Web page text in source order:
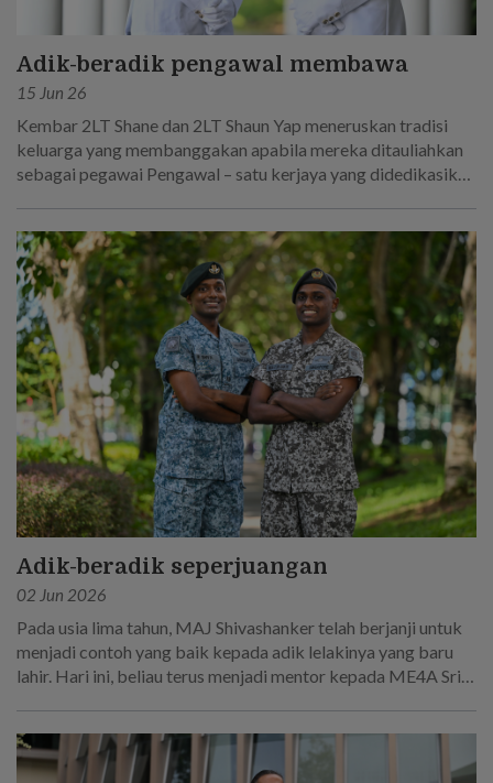
Adik-beradik pengawal membawa
15 Jun 26
Kembar 2LT Shane dan 2LT Shaun Yap meneruskan tradisi
keluarga yang membanggakan apabila mereka ditauliahkan
sebagai pegawai Pengawal – satu kerjaya yang didedikasikan
Adik-beradik seperjuangan
02 Jun 2026
Pada usia lima tahun, MAJ Shivashanker telah berjanji untuk
menjadi contoh yang baik kepada adik lelakinya yang baru
lahir. Hari ini, beliau terus menjadi mentor kepada ME4A Sri